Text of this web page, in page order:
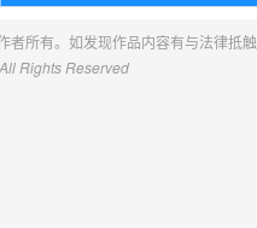
所有。如发现作品内容有与法律抵
Rights Reserved